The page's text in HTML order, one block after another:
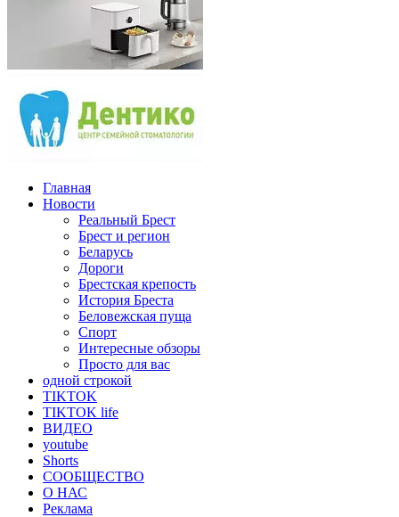
Главная
Новости
Реальный Брест
Брест и регион
Беларусь
Дороги
Брестская крепость
История Бреста
Беловежская пуща
Спорт
Интересные обзоры
Просто для вас
одной строкой
TIKTOK
TIKTOK life
ВИДЕО
youtube
Shorts
СООБЩЕСТВО
О НАС
Реклама